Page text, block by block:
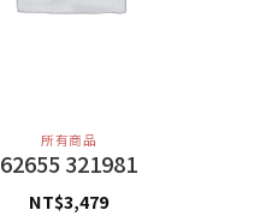
所有商品
62655 321981
NT$3,479